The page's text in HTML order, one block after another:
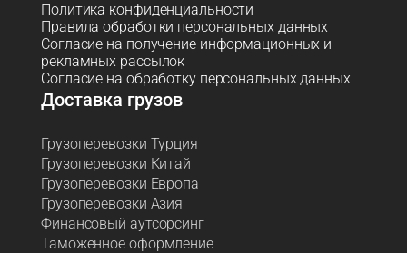
Политика конфиденциальности
Правила обработки персональных данных
Согласие на получение информационных и
рекламных рассылок
Согласие на обработку персональных данных
Доставка грузов
Грузоперевозки Турция
Грузоперевозки Китай
Грузоперевозки Европа
Грузоперевозки Азия
Финансовый аутсорсинг
Таможенное оформление